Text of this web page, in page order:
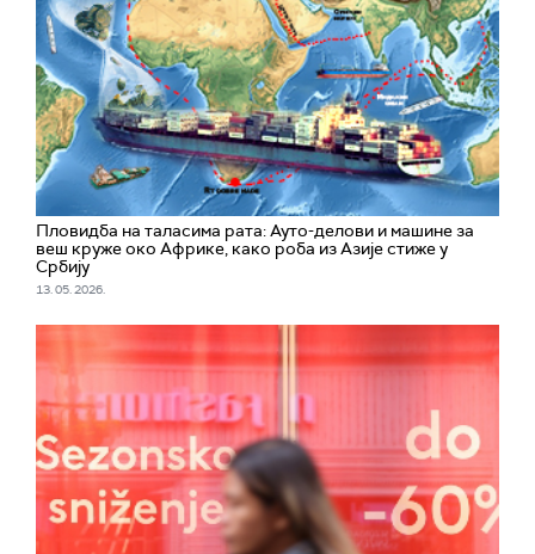
Пловидба на таласима рата: Ауто-делови и машине за
веш круже око Африке, како роба из Азије стиже у
Србију
13. 05. 2026.